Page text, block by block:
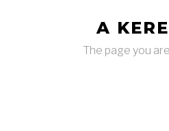
A
The page you